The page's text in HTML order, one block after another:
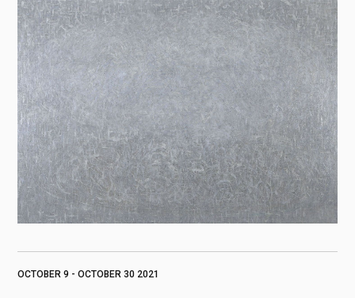
OCTOBER 9 - OCTOBER 30 2021